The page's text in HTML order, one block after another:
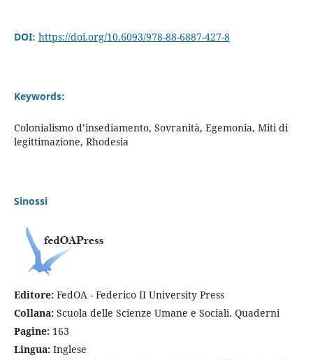
DOI: https://doi.org/10.6093/978-88-6887-427-8
Keywords:
Colonialismo d’insediamento, Sovranità, Egemonia, Miti di
legittimazione, Rhodesia
Sinossi
Editore:FedOA - Federico II University Press
Collana:Scuola delle Scienze Umane e Sociali. Quaderni
Pagine: 163
Lingua: Inglese